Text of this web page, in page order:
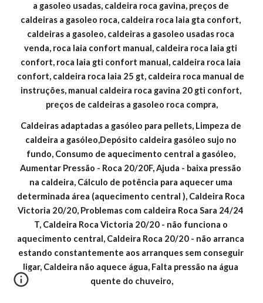
a gasoleo usadas, caldeira roca gavina, preços de
caldeiras a gasoleo roca, caldeira roca laia gta confort,
caldeiras a gasoleo, caldeiras a gasoleo usadas roca
venda, roca laia confort manual, caldeira roca laia gti
confort, roca laia gti confort manual, caldeira roca laia
confort, caldeira roca laia 25 gt, caldeira roca manual de
instruções, manual caldeira roca gavina 20 gti confort,
preços de caldeiras a gasoleo roca compra,
Caldeiras adaptadas a gasóleo para pellets, Limpeza de
caldeira a gasóleo,Depósito caldeira gasóleo sujo no
fundo, Consumo de aquecimento central a gasóleo,
Aumentar Pressão - Roca 20/20F, Ajuda - baixa pressão
na caldeira, Cálculo de potência para aquecer uma
determinada área (aquecimento central ), Caldeira Roca
Victoria 20/20, Problemas com caldeira Roca Sara 24/24
T, Caldeira Roca Victoria 20/20 - não funciona o
aquecimento central, Caldeira Roca 20/20 - não arranca
estando constantemente aos arranques sem conseguir
ligar, Caldeira não aquece água, Falta pressão na água
quente do chuveiro,